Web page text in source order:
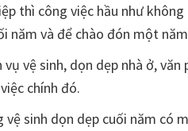
thì công việc hầu như
năm và để chào đón một
vụ vệ sinh, dọn dẹp nhà ở,
chính đó.
vệ sinh dọn dẹp cuối năm có